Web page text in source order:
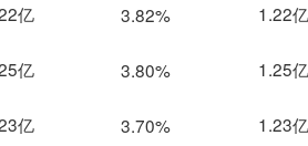
亿 3.82% 1.22亿
亿 3.80% 1.25亿
亿 3.70% 1.23亿